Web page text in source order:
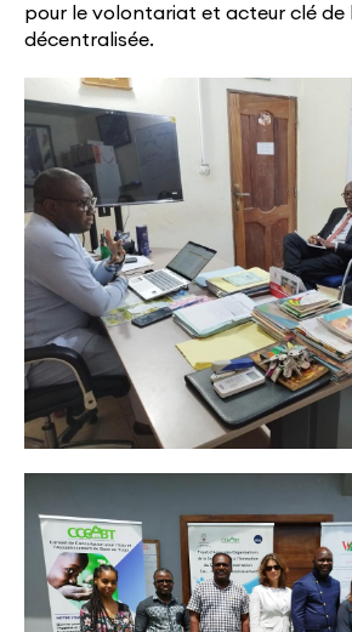
pour le volontariat et acteur clé
décentralisée.